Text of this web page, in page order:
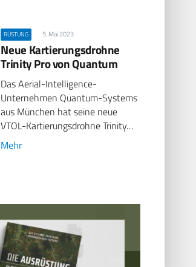
RÜSTUNG 5. Mai 2023
Neue Kartierungsdrohne
Trinity Pro von Quantum
Das Aerial-Intelligence-
Unternehmen Quantum-Systems
aus München hat seine neue
VTOL-Kartierungsdrohne Trinity…
Mehr